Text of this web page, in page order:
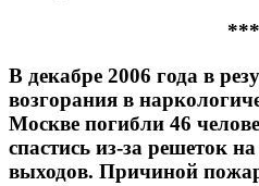
***
В декабре 2006 года в
возгорания в
Москве погибли 46
спастись из-за решеток
выходов. Причиной